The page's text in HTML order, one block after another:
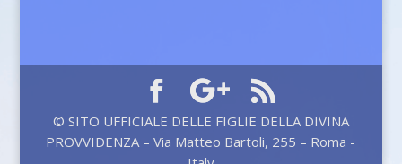
© SITO UFFICIALE DELLE FIGLIE DELLA DIVINA
PROVVIDENZA – Via Matteo Bartoli, 255 – Roma -